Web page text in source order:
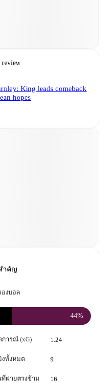
review
King leads comeback
hopes
ำคัญ
องบอล
44%
ารณ์ (xG) 1.24
งทั้งหมด 9
ฝ่ายตรงข้าม 16